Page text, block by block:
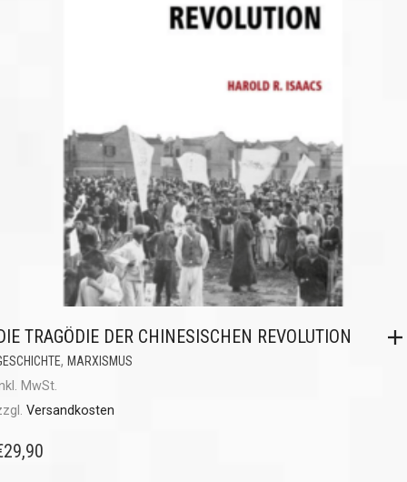
TRAGÖDIE DER CHINESISCHEN REVOLUTION
, MARXISMUS
MwSt.
Versandkosten
29,90